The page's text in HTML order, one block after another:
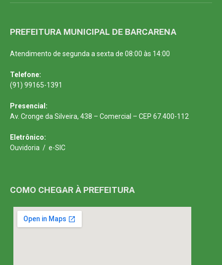
PREFEITURA MUNICIPAL DE BARCARENA
Atendimento de segunda a sexta de 08:00 às 14:00
Telefone:
(91) 99165-1391
Presencial:
Av. Cronge da Silveira, 438 – Comercial – CEP 67.400-112
Eletrônico:
Ouvidoria / e-SIC
COMO CHEGAR À PREFEITURA